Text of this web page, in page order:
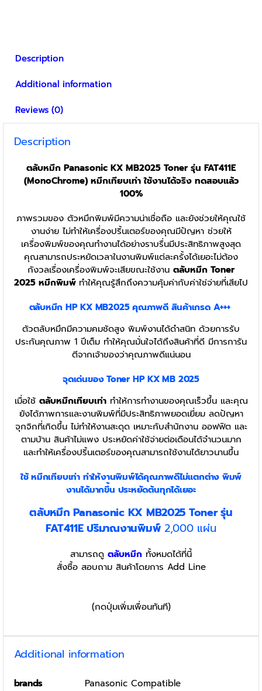
Description
Additional information
Reviews (0)
Description
ตลับหมึก Panasonic KX MB2025 Toner รุ่น FAT411E
(MonoChrome) หมึกเทียบเท่า ใช้งานได้จริง ทดสอบแล้ว
100%
ภาพรวมของ ตัวหมึกพิมพ์มีความน่าเชื่อถือ และยังช่วยให้คุณใช้
งานง่าย ไม่ทำให้เครื่องปริ้นเตอร์ของคุณมีปัญหา ช่วยให้
เครื่องพิมพ์ของคุณทำงานได้อย่างราบรื่นมีประสิทธิภาพสูงสุด
คุณสามารถประหยัดเวลาในงานพิมพ์แต่ละครั้งได้เยอะไม่ต้อง
กังวลเรื่องเครื่องพิมพ์จะเสียขณะใช้งาน ตลับหมึก Toner
2025 หมึกพิมพ์ ทำให้คุณรู้สึกถึงความคุ้มค่ากับค่าใช่จ่ายที่เสียไป
ตลับหมึกHP KX MB2025คุณภาพดี สินค้าเกรด A+++
ตัวตลับหมึกมีความคมชัดสูง พิมพ์งานได้ดำสนิท ด้วยการรับ
ประกันคุณภาพ 1 ปีเต็ม ทำให้คุณมั่นใจได้ถึงสินค้าที่ดี มีการการัน
ตีจากเจ้าของว่าคุณภาพดีแน่นอน
จุดเด่นของ TonerHP KX MB 2025
เมื่อใช้ ตลับหมึกเทียบเท่าทำให้การทำงานของคุณเร็วขึ้น และคุณ
ยังได้ภาพการและงานพิมพ์ที่มีประสิทธิภาพยอดเยี่ยม ลดปัญหา
จุกจิกที่เกิดขึ้น ไม่ทำให้งานสะดุด เหมาะกับสำนักงาน ออฟฟิต และ
ตามบ้าน สินค้าไม่แพง ประหยัดค่าใช้จ่ายต่อเดือนได้จำนวนมาก
และทำให้เครื่องปริ้นเตอร์ของคุณสามารถใช้งานได้ยาวนานขึ้น
ใช้ หมึกเทียบเท่า ทำให้งานพิมพ์ได้คุณภาพดีไม่แตกต่าง พิมพ์
งานได้มากขึ้น ประหยัดต้นทุกได้เยอะ
ตลับหมึก Panasonic KX MB2025 Toner รุ่น
FAT411Eปริมาณงานพิมพ์2,000 แผ่น
สามารถดู ตลับหมึก ทั้งหมดได้ที่นี้
สั่งซื้อ สอบถาม สินค้าโดยการ Add Line
(กดปุ่มเพิ่มเพื่อนทันที)
Additional information
brands
Panasonic Compatible